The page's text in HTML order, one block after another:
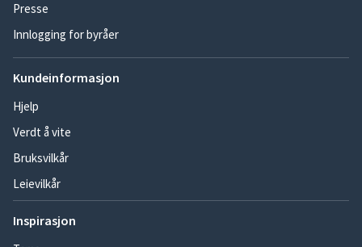
Presse
Innlogging for byråer
Kundeinformasjon
Hjelp
Verdt å vite
Bruksvilkår
Leievilkår
Inspirasjon